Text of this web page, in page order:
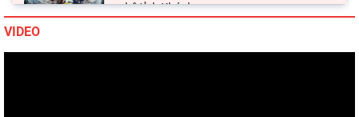
nghệ tỉnh Khánh
VIDEO